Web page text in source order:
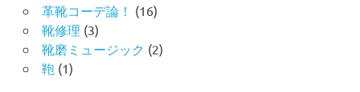
革靴コーデ論！ (16)
靴修理 (3)
靴磨ミュージック (2)
鞄 (1)